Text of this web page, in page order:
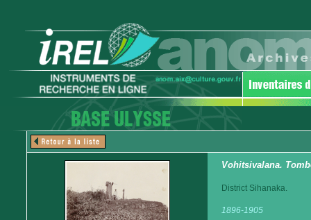
Vohitsivalana.
District Sihanaka.
1896-1905